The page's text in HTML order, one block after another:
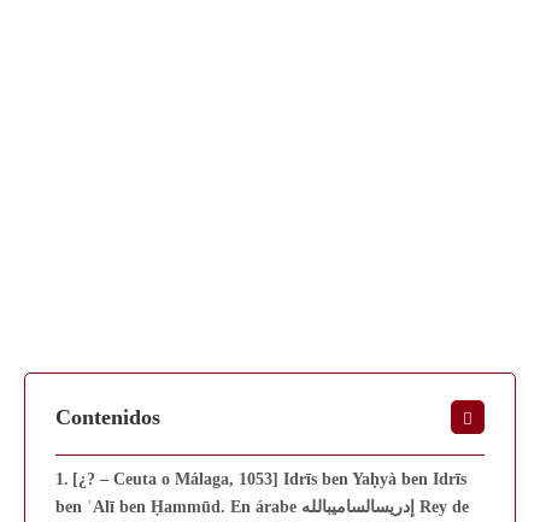
Contenidos
[¿? – Ceuta o Málaga, 1053] Idrīs ben Yaḥyà ben Idrīs
ben ʿAlī ben Ḥammūd. En árabe إدريسالساميبالله Rey de